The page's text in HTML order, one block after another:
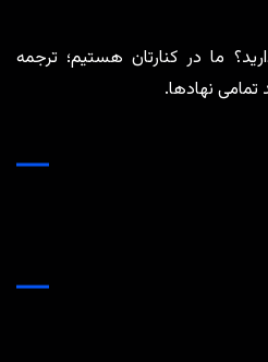
ما در کنارتان هستیم؛ ترجمه
تمامی نهادها.